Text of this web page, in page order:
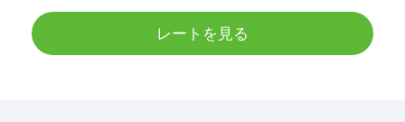
レートを見る